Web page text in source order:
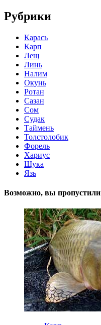
Рубрики
Карась
Карп
Лещ
Линь
Налим
Окунь
Ротан
Сазан
Сом
Судак
Таймень
Толстолобик
Форель
Хариус
Щука
Язь
Возможно, вы пропустили